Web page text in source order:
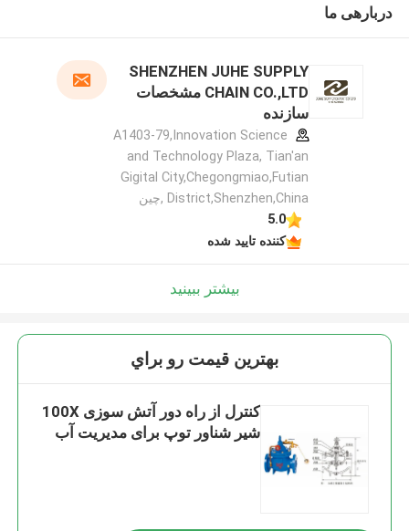
دربارهی ما
SHENZHEN JUHE SUPPLY
CHAIN CO.,LTD مشخصات
سازنده
A1403-79,Innovation Science
and Technology Plaza, Tian'an
Gigital City,Chegongmiao,Futian
District,Shenzhen,China ,چین
5.0
کننده تایید شده
بیشتر ببینید
بهترين قيمت رو براي
کنترل از راه دور آتش سوزی 100X
شیر شناور توپ برای مدیریت آب